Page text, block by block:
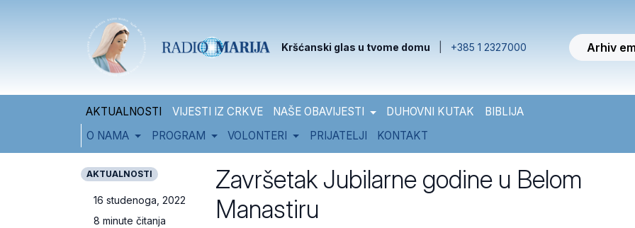
Kršćanski glas u tvome domu +385 1 2327000 Arhiv
AKTUALNOSTI VIJESTI IZ CRKVE NAŠE OBAVIJESTI DUHOVNI KUTAK
BIBLIJA
O NAMA
PROGRAM VOLONTERI PRIJATELJI KONTAKT
AKTUALNOSTI
16 studenoga, 2022
8 minute čitanja
Završetak Jubilarne godine u Belom
Manastiru